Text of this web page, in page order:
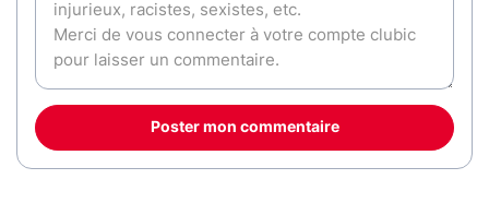
Poster mon commentaire